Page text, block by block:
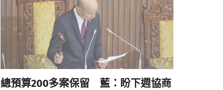
總預算200多案保留 藍：盼下週協商